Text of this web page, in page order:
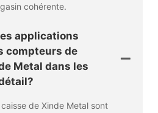
cohérente.
applications
compteurs de
Metal dans les
de Xinde Metal sont